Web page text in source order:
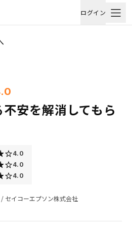
ログイン
安を解消してもら
4.0
4.0
4.0
/ セイコーエプソン株式会社